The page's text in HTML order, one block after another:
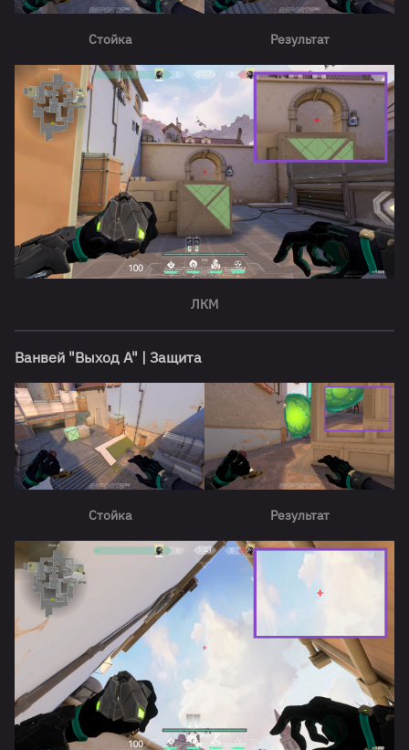
Стойка Результат
ЛКМ
Ванвей "Выход А" | Защита
Стойка Результат